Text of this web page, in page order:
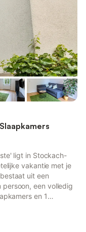
ligt in Stockach-
vakantie met je
uit een
een volledig
en 1
(geschikt voor